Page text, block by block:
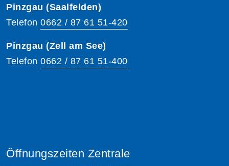
Pinzgau (Saalfelden)
Telefon 0662 / 87 61 51-420
Pinzgau (Zell am See)
Telefon 0662 / 87 61 51-400
Öffnungszeiten Zentrale